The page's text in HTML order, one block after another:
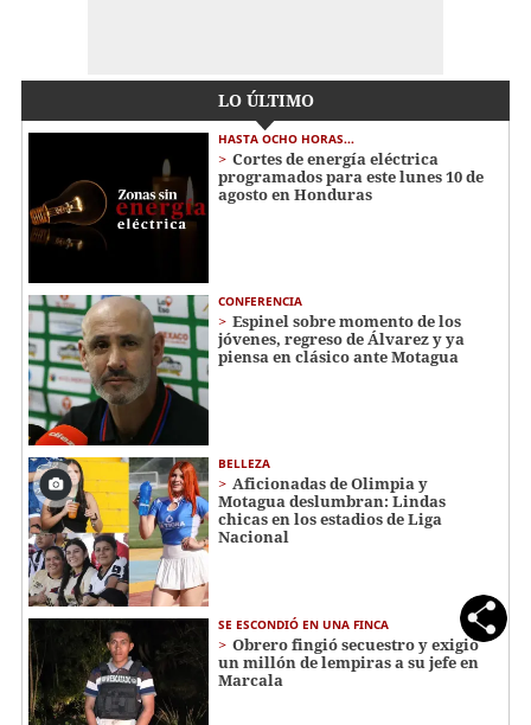
LO ÚLTIMO
HASTA OCHO HORAS...
Cortes de energía eléctrica
programados para este lunes 10 de
agosto en Honduras
CONFERENCIA
Espinel sobre momento de los
jóvenes, regreso de Álvarez y ya
piensa en clásico ante Motagua
BELLEZA
Aficionadas de Olimpia y
Motagua deslumbran: Lindas
chicas en los estadios de Liga
Nacional
SE ESCONDIÓ EN UNA FINCA
Obrero fingió secuestro y exigió
un millón de lempiras a su jefe en
Marcala